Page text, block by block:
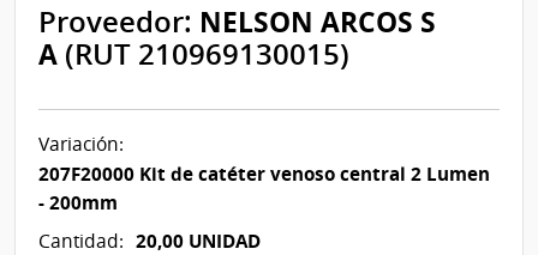
Proveedor: NELSON ARCOS S
A (RUT 210969130015)
Variación:
207F20000 Kit de catéter venoso central 2 Lumen
- 200mm
Cantidad: 20,00 UNIDAD